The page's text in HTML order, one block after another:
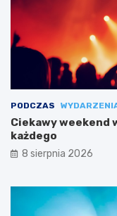
PODCZAS
Ciekawy weekend
każdego
8 sierpnia 2026